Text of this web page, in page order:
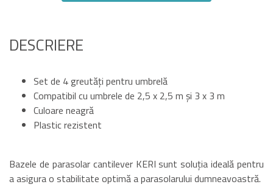
DESCRIERE
Set de 4 greutăți pentru umbrelă
Compatibil cu umbrele de 2,5 x 2,5 m și 3 x 3 m
Culoare neagră
Plastic rezistent
Bazele de parasolar cantilever KERI sunt soluția ideală pentru
a asigura o stabilitate optimă a parasolarului dumneavoastră.